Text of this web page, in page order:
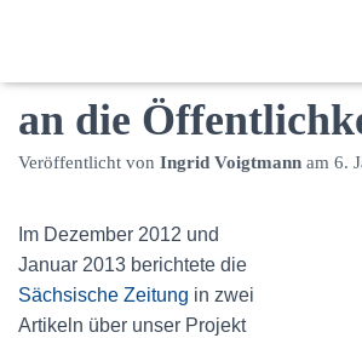
an die
Veröffentlicht von Ingrid Voigtmann am 6.
Im Dezember 2012 und
Januar 2013 berichtete die
Sächsische Zeitung in zwei
Artikeln über unser Projekt